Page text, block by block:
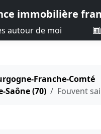
immobilière
autour de moi
Franche-Comté
Saône (70)
Fouvent